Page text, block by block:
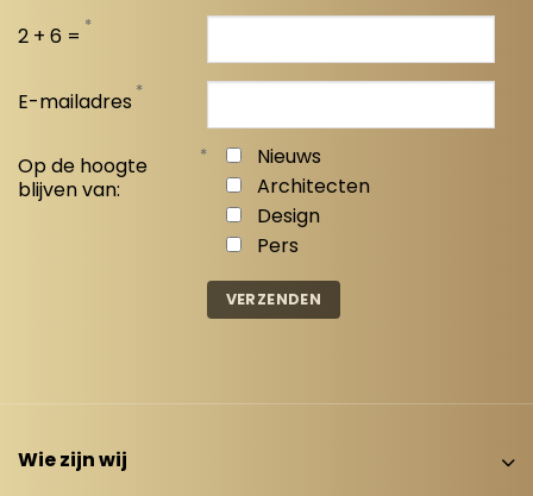
2 + 6 = *
E-mailadres *
Op de hoogte
blijven van:
*
Nieuws
Architecten
Design
Pers
Wie zijn wij